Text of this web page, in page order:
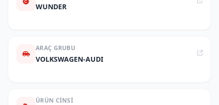
WUNDER
ARAÇ GRUBU
VOLKSWAGEN-AUDI
ÜRÜN CINSI